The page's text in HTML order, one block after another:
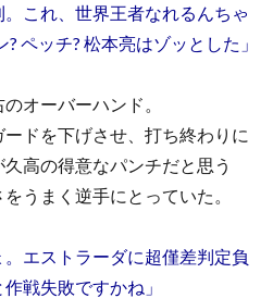
。これ、世界王者なれるんちゃ
ペッチ? 松本亮はゾッとした」
オーバーハンド。
ドを下げさせ、打ち終わりに
高の得意なパンチだと思う
うまく逆手にとっていた。
。エストラーダに超僅差判定負
戦失敗ですかね」